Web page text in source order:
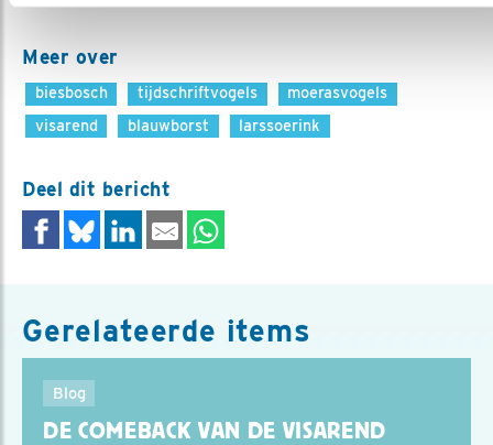
Meer over
biesbosch tijdschriftvogels
moerasvogels
visarend
blauwborst larssoerink
Deel dit bericht
Gerelateerde items
Blog
DE COMEBACK VAN DE VISAREND